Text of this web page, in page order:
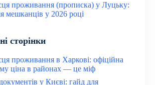
проживання (прописка) у Луцьку:
мешканців у 2026 році
сторінки
проживання в Харкові: офіційна
ціна в районах — це міф
у Києві: гайд для